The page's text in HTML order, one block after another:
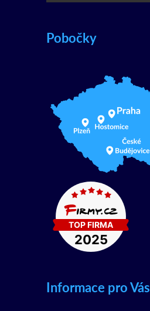
Pobočky
Informace pro Vás